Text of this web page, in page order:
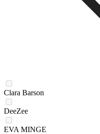
Clara Barson
DeeZee
EVA MINGE